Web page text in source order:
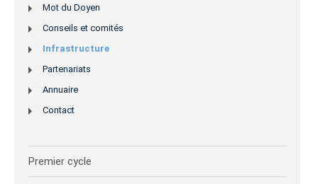
Mot du Doyen
Conseils et comités
Infrastructure
Partenariats
Annuaire
Contact
Premier cycle